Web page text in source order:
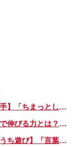
【うちは虫が超苦手】「ちまっとした虫にも大騒ぎ！」「可愛い系の虫……でも逃げる！」教えて！ みんなの虫ギライエピソード
【工作や植物栽培で伸びる力とは？】「非認知能力」を養う、おうちで楽しむ創作あそび・おうちあそび図鑑5
【雨でも楽しいおうち遊び】「言葉あそび」で伸ばす表現力や想像力・おうちあそび図鑑4